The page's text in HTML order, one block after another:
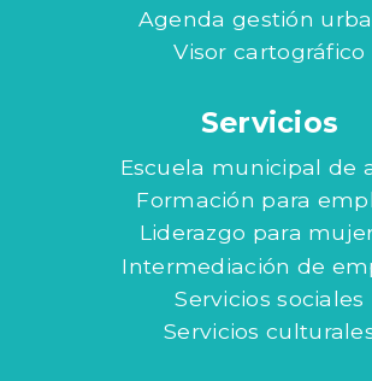
Agenda gestión
Visor cartográfico
Servicios
Escuela municipal de
Formación para
Liderazgo para
Intermediación de
Servicios sociales
Servicios